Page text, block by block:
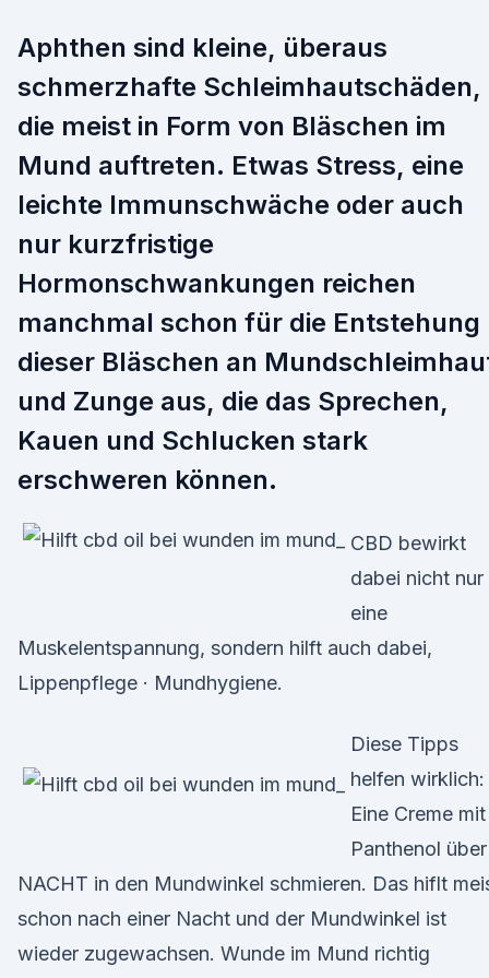
Aphthen sind kleine, überaus
schmerzhafte Schleimhautschäden,
die meist in Form von Bläschen im
Mund auftreten. Etwas Stress, eine
leichte Immunschwäche oder auch
nur kurzfristige
Hormonschwankungen reichen
manchmal schon für die Entstehung
dieser Bläschen an
und Zunge aus, die das Sprechen,
Kauen und Schlucken stark
erschweren können.
CBD bewirkt
dabei nicht nur
eine
Muskelentspannung, sondern hilft auch dabei,
Lippenpflege · Mundhygiene.
Diese Tipps
helfen wirklich:
Eine Creme mit
Panthenol über
NACHT in den Mundwinkel schmieren. Das hiflt
schon nach einer Nacht und der Mundwinkel ist
wieder zugewachsen. Wunde im Mund richtig